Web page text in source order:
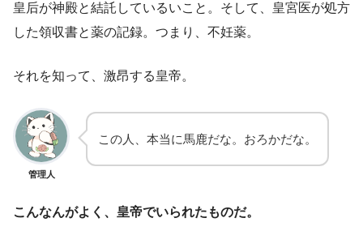
皇后が神殿と結託しているいこと。そして、皇宮医が処方
した領収書と薬の記録。つまり、不妊薬。
それを知って、激昂する皇帝。
管理人
この人、本当に馬鹿だな。おろかだな。
こんなんがよく、皇帝でいられたものだ。